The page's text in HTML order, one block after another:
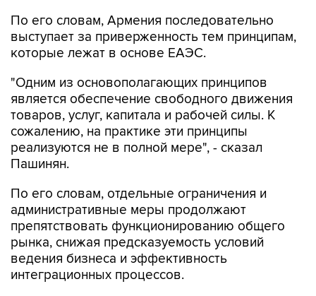
По его словам, Армения последовательно
выступает за приверженность тем принципам,
которые лежат в основе ЕАЭС.
"Одним из основополагающих принципов
является обеспечение свободного движения
товаров, услуг, капитала и рабочей силы. К
сожалению, на практике эти принципы
реализуются не в полной мере", - сказал
Пашинян.
По его словам, отдельные ограничения и
административные меры продолжают
препятствовать функционированию общего
рынка, снижая предсказуемость условий
ведения бизнеса и эффективность
интеграционных процессов.